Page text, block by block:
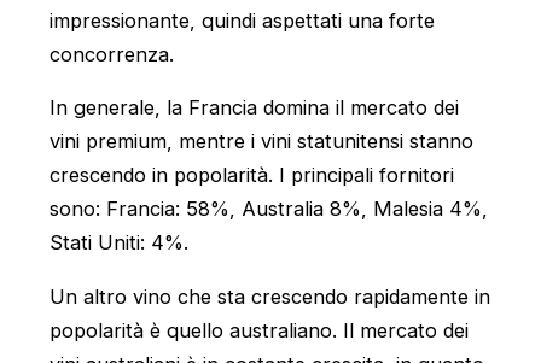
impressionante, quindi aspettati una forte
concorrenza.
In generale, la Francia domina il mercato dei
vini premium, mentre i vini statunitensi stanno
crescendo in popolarità. I principali fornitori
sono: Francia: 58%, Australia 8%, Malesia 4%,
Stati Uniti: 4%.
Un altro vino che sta crescendo rapidamente in
popolarità è quello australiano. Il mercato dei